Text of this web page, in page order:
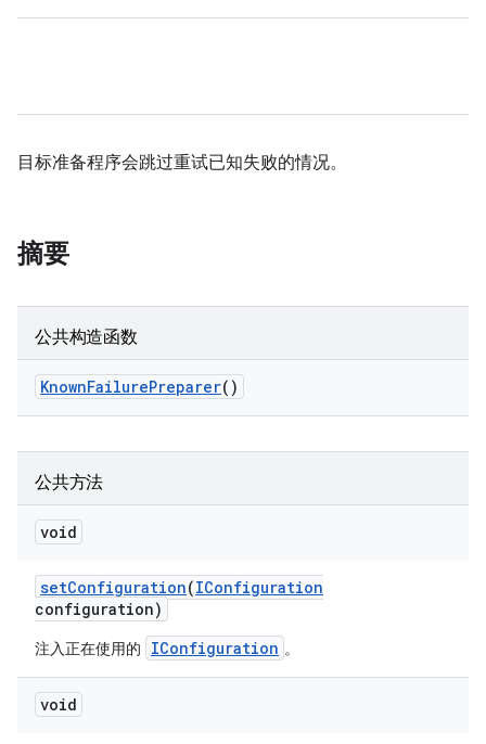
目标准备程序会跳过重试已知失败的情况。
摘要
公共构造函数
KnownFailurePreparer()
公共方法
void
setConfiguration(IConfiguration
configuration)
注入正在使用的 IConfiguration 。
void